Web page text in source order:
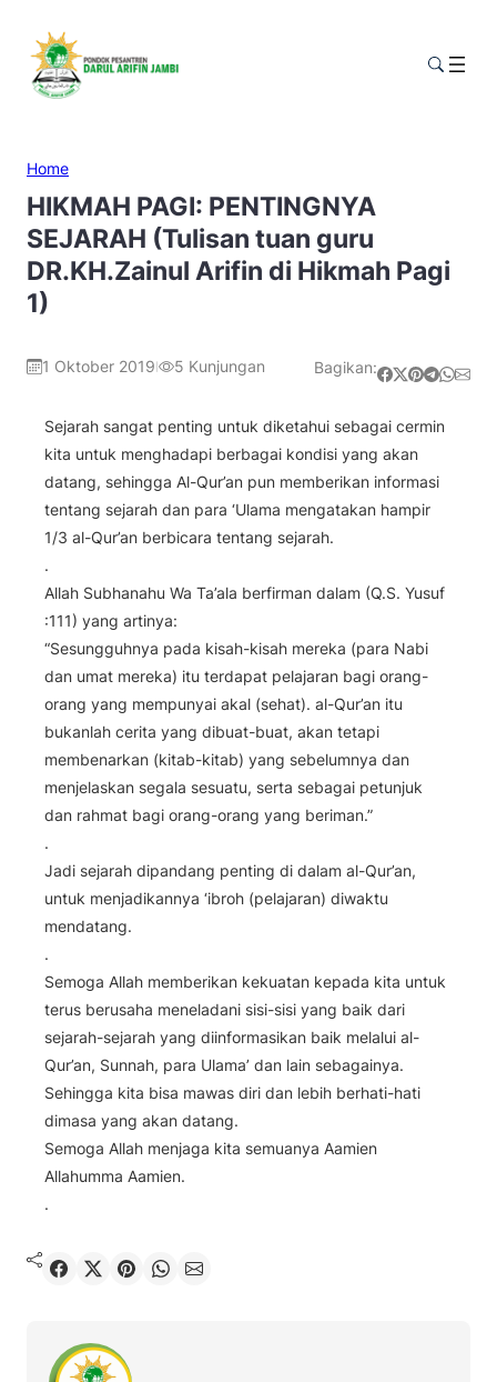
Home
HIKMAH PAGI: PENTINGNYA
SEJARAH (Tulisan tuan guru
DR.KH.Zainul Arifin di Hikmah Pagi
1)
1 Oktober 2019 5 Kunjungan Bagikan: Share on Facebook Share on X Share on Pinterest Share on TelegramShare on WhatsApp Share on Email
Sejarah sangat penting untuk diketahui sebagai cermin
kita untuk menghadapi berbagai kondisi yang akan
datang, sehingga Al-Qur’an pun memberikan informasi
tentang sejarah dan para ‘Ulama mengatakan hampir
1/3 al-Qur’an berbicara tentang sejarah.
.
Allah Subhanahu Wa Ta’ala berfirman dalam (Q.S. Yusuf
:111) yang artinya:
“Sesungguhnya pada kisah-kisah mereka (para Nabi
dan umat mereka) itu terdapat pelajaran bagi orang-
orang yang mempunyai akal (sehat). al-Qur’an itu
bukanlah cerita yang dibuat-buat, akan tetapi
membenarkan (kitab-kitab) yang sebelumnya dan
menjelaskan segala sesuatu, serta sebagai petunjuk
dan rahmat bagi orang-orang yang beriman.”
.
Jadi sejarah dipandang penting di dalam al-Qur’an,
untuk menjadikannya ‘ibroh (pelajaran) diwaktu
mendatang.
.
Semoga Allah memberikan kekuatan kepada kita untuk
terus berusaha meneladani sisi-sisi yang baik dari
sejarah-sejarah yang diinformasikan baik melalui al-
Qur’an, Sunnah, para Ulama’ dan lain sebagainya.
Sehingga kita bisa mawas diri dan lebih berhati-hati
dimasa yang akan datang.
Semoga Allah menjaga kita semuanya Aamien
Allahumma Aamien.
.
Shared Share on X Pin It Send on WhatsApp Send on Email